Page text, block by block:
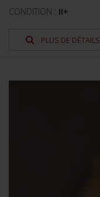
CONDITION : II+
PLUS DE DÉTAILS